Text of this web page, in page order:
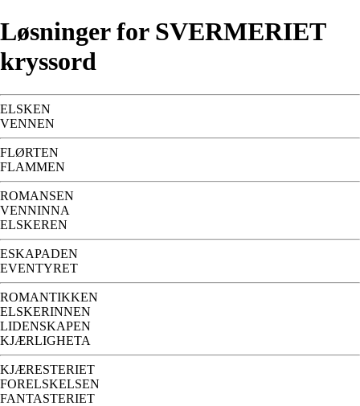
Løsninger for SVERMERIET
kryssord
ELSKEN
VENNEN
FLØRTEN
FLAMMEN
ROMANSEN
VENNINNA
ELSKEREN
ESKAPADEN
EVENTYRET
ROMANTIKKEN
ELSKERINNEN
LIDENSKAPEN
KJÆRLIGHETA
KJÆRESTERIET
FORELSKELSEN
FANTASTERIET